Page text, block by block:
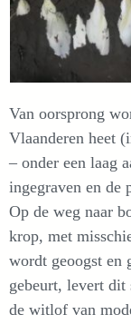
Van oorsprong
Vlaanderen heet
– onder een laag
ingegraven en de
Op de weg naar
krop, met
wordt geoogst en
gebeurt, levert
de witlof van